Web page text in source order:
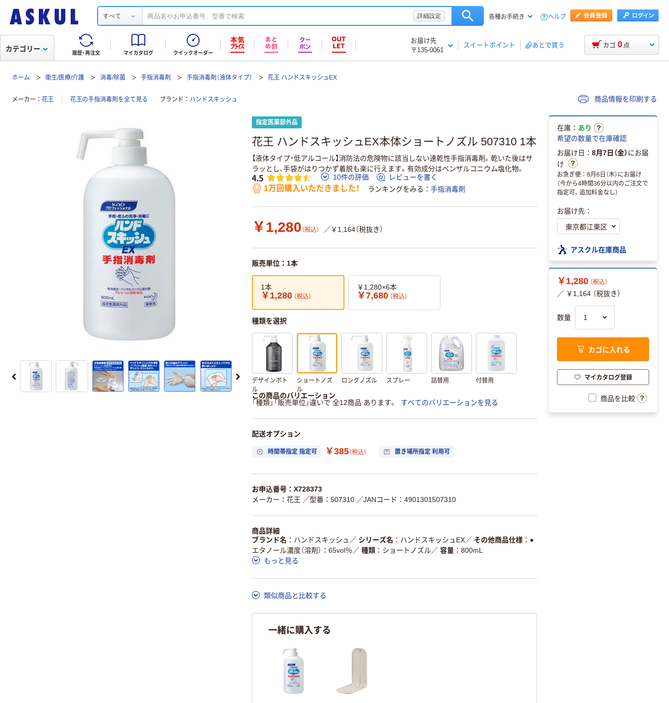
すべて 詳細設定 各種お手続き ヘルプ
履歴・再注文 マイカタログ クイックオーダー
お届け先
〒135-0061
スイートポイント あとで買う
カテゴリー カゴ 0 点
ホーム 衛生/医療/介護 消毒/除菌 手指消毒剤 手指消毒剤（液体タイプ） 花王 ハンドスキッシュEX
メーカー 花王 花王の手指消毒剤を全て見る ブランド ハンドスキッシュ 商品情報を印刷する
指定医薬部外品
花王 ハンドスキッシュEX本体ショートノズル 507310 1本
【液体タイプ・低アルコール】消防法の危険物に該当しない速乾性手指消毒剤。乾いた後はサ
ラッとし、手袋がはりつかず着脱も楽に行えます。有効成分はベンザルコニウム塩化物。
4.5 10件の評価 レビューを書く
1万回購入いただきました！ ランキングをみる 手指消毒剤
￥1,280 （税込） ／￥1,164（税抜き）
販売単位：1本
1本
￥1,280 （税込）
￥1,280×6本
￥7,680 （税込）
種類を選択
デザインボト
ル
ショートノズ
ル
ロングノズル スプレー 詰替用 付替用
この商品のバリエーション
「種類」「販売単位」違いで 全12商品 あります。
すべてのバリエーションを見る
配送オプション
時間帯指定 指定可 ￥385（税込） 置き場所指定 利用可
お申込番号：X728373
メーカー：花王 ／型番：507310 ／JANコード：4901301507310
商品詳細
ブランド名
ハンドスキッシュ ／ シリーズ名 ハンドスキッシュEX／ その他商品仕様
●
エタノール濃度（溶剤）：65vol％ ／ 種類 ショートノズル／ 容量
800mL
もっと見る
類似商品と比較する
一緒に購入する
在庫： あり
希望の数量で在庫確認
お届け日： 8月7日（金）にお届
け
お急ぎ便：8月6日（木）にお届け
（今から4時間36分以内のご注文で
指定可。追加料金なし）
お届け先：
アスクル在庫商品
￥1,280 （税込）
／ ￥1,164 （税抜き）
数量
カゴに入れる
マイカタログ登録
商品を比較